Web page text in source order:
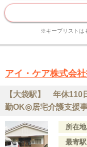
※キープリストは
アイ・ケア株式会
【大袋駅】 年休110
勤OK◎居宅介護支援
所在地
最寄駅